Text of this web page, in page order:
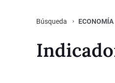
Búsqueda ECONOMÍA